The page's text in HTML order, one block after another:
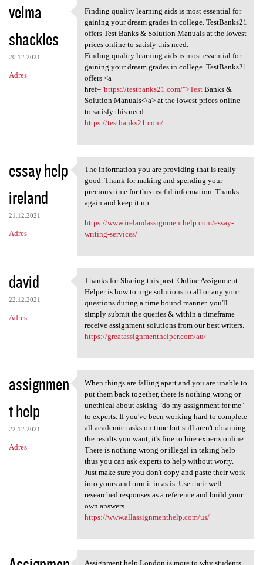
velma
shackles
20.12.2021
Adres
Finding quality learning aids
Finding quality learning aids is most essential for
gaining your dream grades in college. TestBanks21
offers Test Banks & Solution Manuals at the lowest
prices online to satisfy this need.
Finding quality learning aids is most essential for
gaining your dream grades in college. TestBanks21
offers <a
href="https://testbanks21.com/">TestBanks &
Solution Manuals</a> at the lowest prices online
to satisfy this need.
https://testbanks21.com/
essay help
ireland
21.12.2021
Adres
The information you are
The information you are providing that is really
good. Thank for making and spending your
precious time for this useful information. Thanks
again and keep it up
https://www.irelandassignmenthelp.com/essay-
writing-services/
david
22.12.2021
Adres
Thanks for Sharing this post.
Thanks for Sharing this post. Online Assignment
Helper is how to urge solutions to all or any your
questions during a time bound manner. you'll
simply submit the queries & within a timeframe
receive assignment solutions from our best writers.
https://greatassignmenthelper.com/au/
assignmen
t help
22.12.2021
Adres
When things are falling apart
When things are falling apart and you are unable to
put them back together, there is nothing wrong or
unethical about asking "do my assignment for me"
to experts. If you've been working hard to complete
all academic tasks on time but still aren't obtaining
the results you want, it's fine to hire experts online.
There is nothing wrong or illegal in taking help
thus you can ask experts to help without worry.
Just make sure you don't copy and paste their work
into yours and turn it in as is. Use their well-
researched responses as a reference and build your
own answers.
https://www.allassignmenthelp.com/us/
Assignment help London is more to why students